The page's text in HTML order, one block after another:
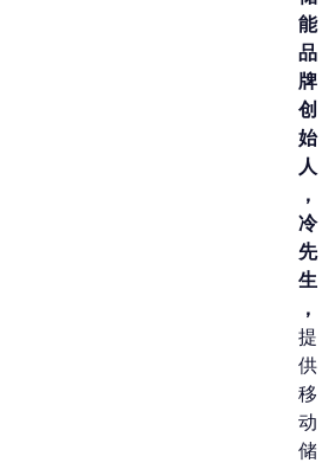
能
品
牌
创
始
人
，
冷
先
生
，
提
供
移
动
储